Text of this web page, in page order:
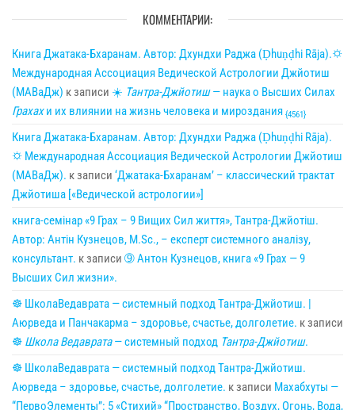
КОММЕНТАРИИ:
Книга Джатака-Бхаранам. Автор: Дхундхи Раджа (Ḍhuṇḍhi Rāja).🌣
Международная Ассоциация Ведической Астрологии Джйотиш
(МАВаДж) к записи ☀ Тантра-Джйотиш— наука о Высших Силах
Грахахи их влиянии на жизнь человека и мироздания {4561}
Книга Джатака-Бхаранам. Автор: Дхундхи Раджа (Ḍhuṇḍhi Rāja).
🌣 Международная Ассоциация Ведической Астрологии Джйотиш
(МАВаДж). к записи ‘Джатака-Бхаранам’ – классический трактат
Джйотиша [«Ведической астрологии»]
книга-семінар «9 Грах – 9 Вищих Сил життя», Тантра-Джйотіш.
Автор: Антін Кузнецов, M.Sc., – експерт системного аналізу,
консультант. к записи ➈ Антон Кузнецов, книга «9 Грах — 9
Высших Сил жизни».
☸ ШколаВедаврата — системный подход Тантра-Джйотиш. |
Аюрведа и Панчакарма – здоровье, счастье, долголетие. к записи
☸ Школа Ведаврата— системный подход Тантра-Джйотиш.
☸ ШколаВедаврата — системный подход Тантра-Джйотиш.
Аюрведа – здоровье, счастье, долголетие. к записи Махабхуты —
“ПервоЭлементы”: 5 «Стихий» “Пространство, Воздух, Огонь, Вода,